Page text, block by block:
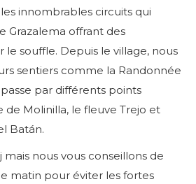
innombrables circuits qui
Grazalema offrant des
le souffle. Depuis le village, nous
sentiers comme la Randonnée
par différents points
de Molinilla, le fleuve Trejo et
Batán.
mais nous vous conseillons de
matin pour éviter les fortes